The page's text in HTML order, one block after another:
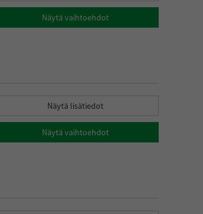
Näytä vaihtoehdot
Näytä lisätiedot
Näytä vaihtoehdot